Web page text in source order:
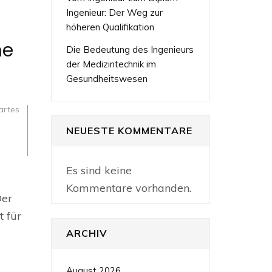
für
Ingenieur: Der Weg zur
höheren Qualifikation
Die Bedeutung des Ingenieurs
der Medizintechnik im
Gesundheitswesen
NEUESTE KOMMENTARE
Es sind keine
Kommentare vorhanden.
ARCHIV